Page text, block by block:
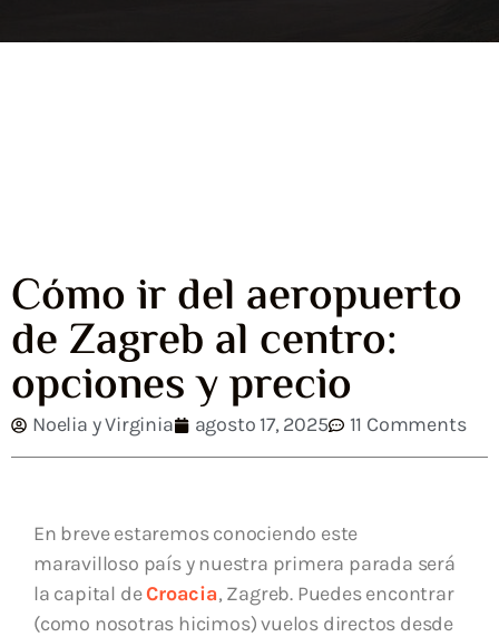
Cómo ir del aeropuerto
de Zagreb al centro:
opciones y precio
Noelia y Virginia agosto 17, 2025 11 Comments
En breve estaremos conociendo este
maravilloso país y nuestra primera parada será
la capital deCroacia, Zagreb. Puedes encontrar
(como nosotras hicimos) vuelos directos desde